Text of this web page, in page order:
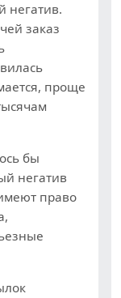
негатив.
заказ
проще
бы
негатив
право